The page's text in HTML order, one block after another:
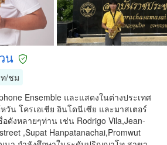
น
/ชม
Ensemble และแสดงในต่างประเทศ
วัน โครเอเชีย อินโดนีเซีย และมาสเตอร์
งหลายๆท่าน เช่น Rodrigo Vila,Jean-
,Supat Hanpatanachai,Promwut